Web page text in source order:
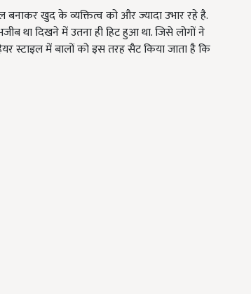
खुद के व्यक्तित्व को और ज्यादा उभार रहे है.
था दिखने में उतना ही हिट हुआ था. जिसे लोगों ने
स्टाइल में बालों को इस तरह सैट किया जाता है कि